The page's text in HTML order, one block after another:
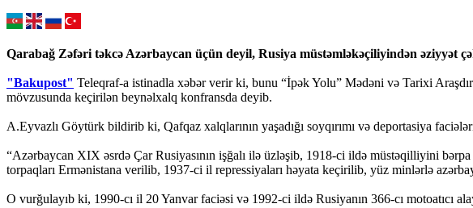
Qarabağ Zəfəri təkcə Azərbaycan üçün deyil, Rusiya müstəmləkəçiliyindən əziyyət
"Bakupost" Teleqraf-a istinadla xəbər verir ki, bunu “İpək Yolu” Mədəni və Tarixi
mövzusunda keçirilən beynəlxalq konfransda deyib.
A.Eyvazlı Göytürk bildirib ki, Qafqaz xalqlarının yaşadığı soyqırımı və deportasiya
“Azərbaycan XIX əsrdə Çar Rusiyasının işğalı ilə üzləşib, 1918-ci ildə müstəqilliyini
torpaqları Ermənistana verilib, 1937-ci il repressiyaları həyata keçirilib, yüz minlərlə
O vurğulayıb ki, 1990-cı il 20 Yanvar faciəsi və 1992-ci ildə Rusiyanın 366-cı motoatıcı